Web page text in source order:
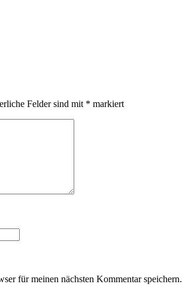
Felder sind mit * markiert
für meinen nächsten Kommentar speichern.